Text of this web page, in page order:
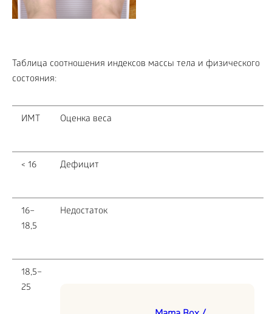
Таблица соотношения индексов массы тела и физического
состояния:
ИМТ Оценка веса
< 16 Дефицит
16–
18,5
Недостаток
18,5–
25